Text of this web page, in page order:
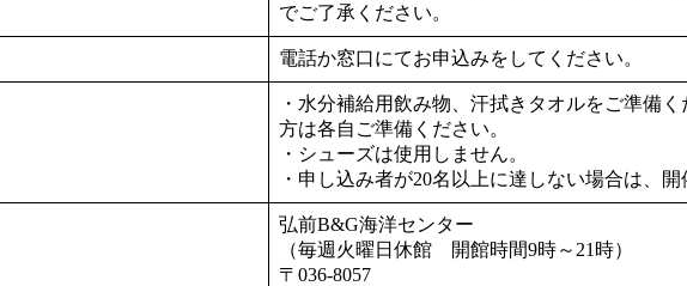
でご了承ください。
電話か窓口にてお申込みをしてください。
・水分補給用飲み物、汗拭きタオルをご準備
方は各自ご準備ください。
・シューズは使用しません。
・申し込み者が20名以上に達しない場合は、開
弘前B&G海洋センター
（毎週火曜日休館 開館時間9時～21時）
〒036-8057